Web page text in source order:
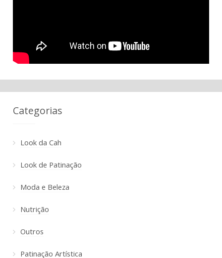
Categorias
Look da Cah
Look de Patinação
Moda e Beleza
Nutrição
Outros
Patinação Artística